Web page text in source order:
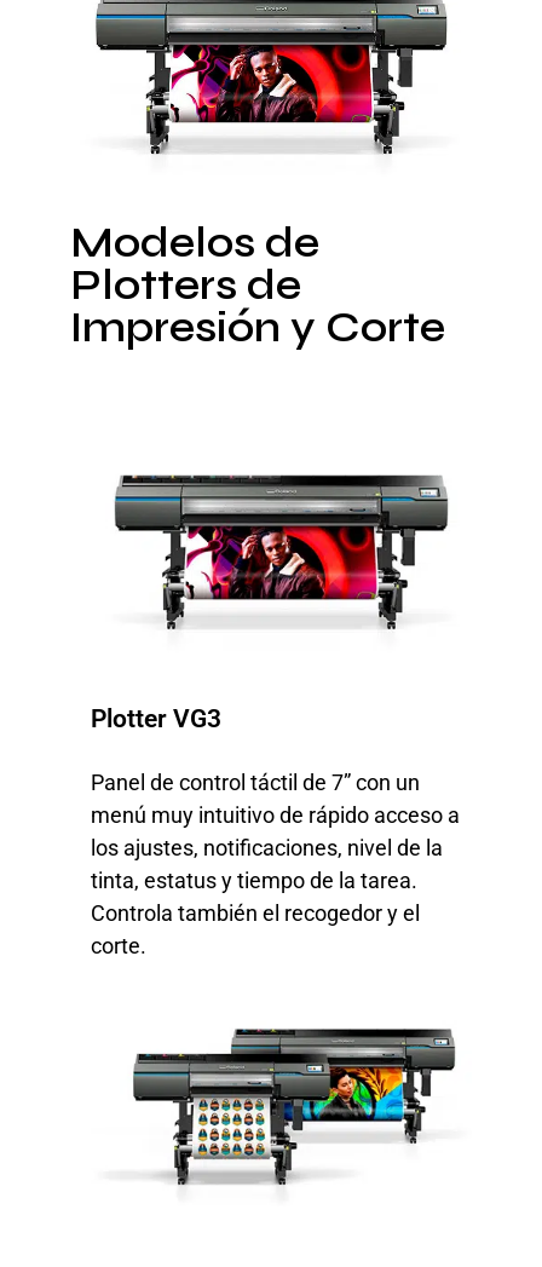
Modelos de
Plotters de
Impresión y Corte
Plotter VG3
Panel de control táctil de 7” con un
menú muy intuitivo de rápido acceso a
los ajustes, notificaciones, nivel de la
tinta, estatus y tiempo de la tarea.
Controla también el recogedor y el
corte.